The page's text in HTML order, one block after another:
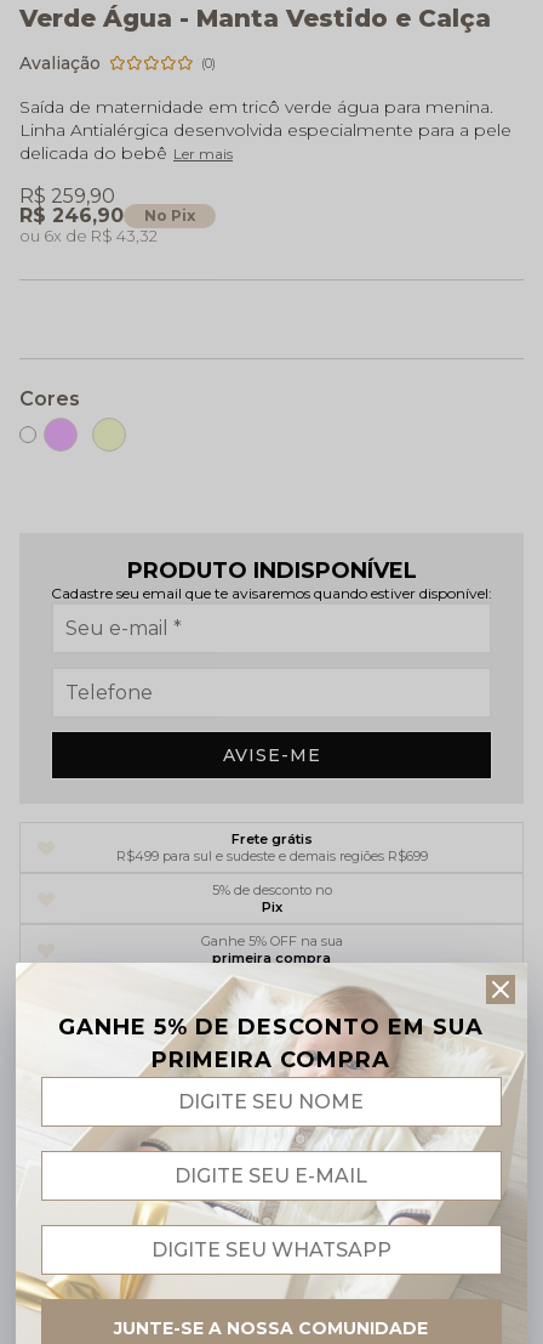
Verde Água - Manta Vestido e Calça
(0)
Saída de maternidade em tricô verde água para menina.
Linha Antialérgica desenvolvida especialmente para a pele
delicada do bebê Ler mais
R$ 246,90 No Pix
R$ 259,90
6x R$ 43,32
Cores
PRODUTO INDISPONÍVEL
Cadastre seu email que te avisaremos quando estiver disponível:
AVISE-ME
Frete grátis
R$499 para sul e sudeste e demais regiões R$699
5% de desconto no
Pix
Ganhe 5% OFF na sua
primeira compra
Parcelamento em até
6x sem juros
Descrição completa
Código identificador (SKU):SMAT0010
Saída de Maternidade em Tricô Baby Amore
pensada para os primeiros dias de vida do bebê unindo
conforto, segurança e delicadezaem cada ponto do
Esse produto é composto por:
. 01 Vestido.
GANHE 5% DE DESCONTO EM SUA
PRIMEIRA COMPRA
JUNTE-SE A NOSSA COMUNIDADE